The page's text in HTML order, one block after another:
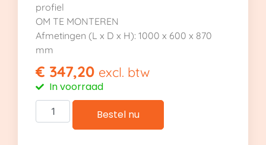
profiel
OM TE MONTEREN
Afmetingen (L x D x H): 1000 x 600 x 870
mm
€ 347,20 excl. btw
In voorraad
Bestel nu